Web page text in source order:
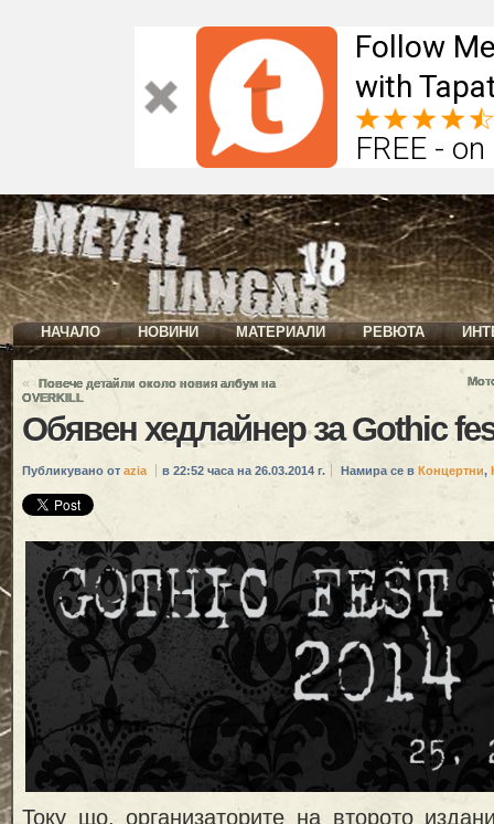
Follow
with
FREE -
НАЧАЛО НОВИНИ МАТЕРИАЛИ РЕВЮТА
«
Повече детайли около новия албум на
OVERKILL
Обявен хедлайнер за Gothic
Публикувано от azia в 22:52 часа на 26.03.2014 г. Намира се в Концертни,
Току що, организаторите на второто